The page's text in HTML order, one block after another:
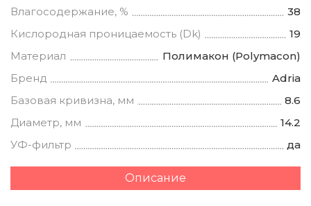
Влагосодержание, %
38
Кислородная проницаемость (Dk)
19
Материал
Полимакон (Polymacon)
Бренд
Adria
Базовая кривизна, мм
8.6
Диаметр, мм
14.2
УФ-фильтр
да
Описание